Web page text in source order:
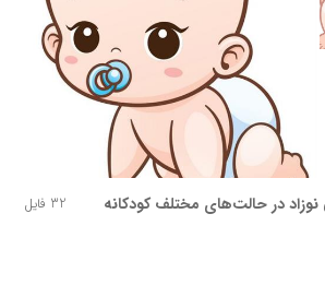
نوزاد در حالت‌های مختلف کودکانه 32 فایل